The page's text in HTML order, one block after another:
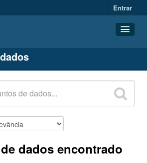
Entrar
dados encontrado